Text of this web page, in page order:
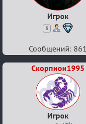
Игрок
9
Сообщений: 861
Скорпион1995
Игрок